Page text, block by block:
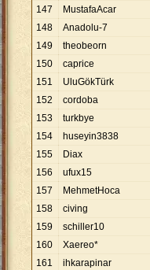
147
MustafaAcar
148
Anadolu-7
149
theobeorn
150
caprice
151
UluGökTürk
152
cordoba
153
turkbye
154
huseyin3838
155
Diax
156
ufux15
157
MehmetHoca
158
civing
159
schiller10
160
Xaereo*
161
ihkarapinar